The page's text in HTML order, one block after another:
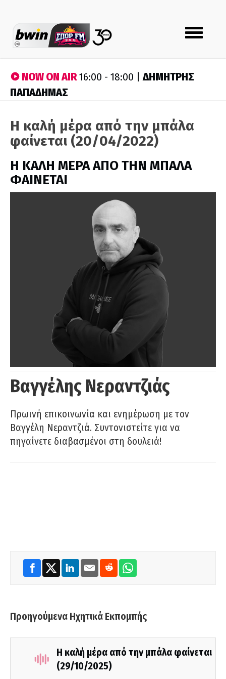
Toggle
navigation
NOW ON AIR16:00 - 18:00 |ΔΗΜΗΤΡΗΣ
ΠΑΠΑΔΗΜΑΣ
Η καλή μέρα από την μπάλα
φαίνεται (20/04/2022)
H ΚΑΛΗ ΜΕΡΑ ΑΠΟ ΤΗΝ ΜΠΑΛΑ
ΦΑΙΝΕΤΑΙ
Βαγγέλης Νεραντζιάς
Πρωινή επικοινωνία και ενημέρωση με τον
Βαγγέλη Νεραντζιά. Συντονιστείτε για να
πηγαίνετε διαβασμένοι στη δουλειά!
Προηγούμενα Ηχητικά Εκπομπής
Η καλή μέρα από την μπάλα φαίνεται
(29/10/2025)